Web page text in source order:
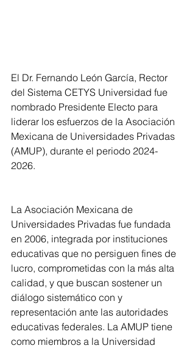
El Dr. Fernando León García, Rector
del Sistema CETYS Universidad fue
nombrado Presidente Electo para
liderar los esfuerzos de la Asociación
Mexicana de Universidades Privadas
(AMUP), durante el periodo 2024-
2026.
La Asociación Mexicana de
Universidades Privadas fue fundada
en 2006, integrada por instituciones
educativas que no persiguen fines de
lucro, comprometidas con la más alta
calidad, y que buscan sostener un
diálogo sistemático con y
representación ante las autoridades
educativas federales. La AMUP tiene
como miembros a la Universidad